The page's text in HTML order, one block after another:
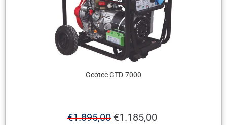
Geotec GTD-7000
€1.895,00 €1.185,00